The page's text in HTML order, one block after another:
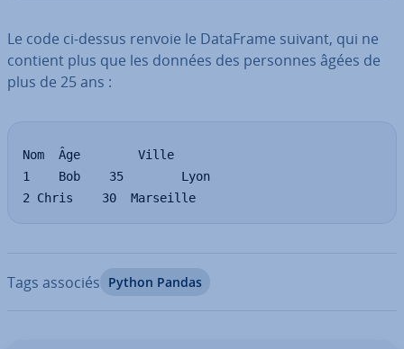
Le code ci-dessus renvoie le DataFrame suivant, qui ne
contient plus que les données des personnes âgées de
plus de 25 ans :
Nom  Âge        Ville
1    Bob    35        Lyon
2 Chris    30  Marseille
Tags associés Python Pandas